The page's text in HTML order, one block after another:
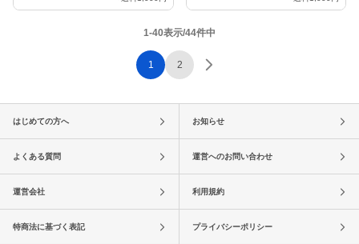
1-40表示/44件中
1 2
はじめての方へ お知らせ
よくある質問 運営へのお問い合わせ
運営会社 利用規約
特商法に基づく表記 プライバシーポリシー